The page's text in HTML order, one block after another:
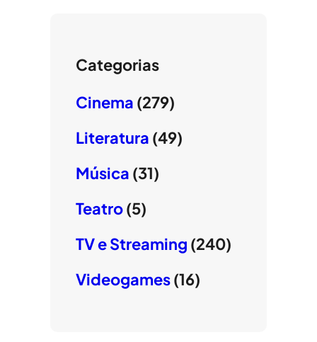
Categorias
Cinema (279)
Literatura (49)
Música (31)
Teatro(5)
TV e Streaming (240)
Videogames(16)